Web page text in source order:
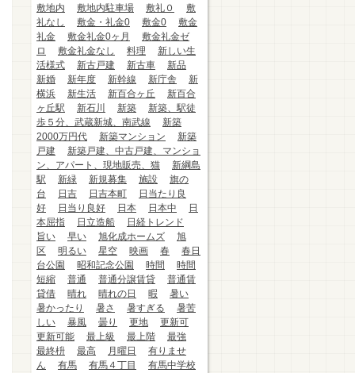
敷地内
敷地内駐車場 敷礼０
敷
礼なし
敷金・礼金0 敷金0
敷金
礼金
敷金礼金0ヶ月
敷金礼金ゼ
ロ
敷金礼金なし 料理
新しい生
活様式
新古戸建 新古車
新品
新婚
新年度 新幹線 新庁舎
新
横浜
新生活 新百合ヶ丘
新百合
ヶ丘駅
新石川 新築
新築、駅徒
歩５分、武蔵新城、南武線
新築
2000万円代
新築マンション
新築
戸建
新築戸建、中古戸建、マンショ
ン、アパート、現地販売、猫
新綱島
駅
新緑 新規募集 施設
旗の
台
日吉 日吉本町
日当たり良
好
日当り良好 日本 日本中
日
本屈指
日立造船
日経トレンド
旨い
早い 旭化成ホームズ
旭
区
明るい 星空 映画 春
春日
台公園
昭和記念公園 時間
時間
短縮
普通 普通分譲賃貸
普通賃
貸借
晴れ 晴れの日 暇
暑い
暑かったり
暑さ 暑すぎる
暑苦
しい
暴風 曇り 更地
更新可
更新可能
最上級 最上階
最強
最終枡
最高 月曜日
有りませ
ん
有馬 有馬４丁目
有馬中学校